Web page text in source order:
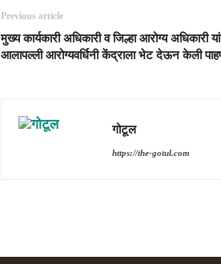
Previous article
मुख्य कार्यकारी अधिकारी व जिल्हा आरोग्य अधिकारी
आलापल्ली आरोग्यवर्धिनी केंद्राला भेट देऊन केली
गोटूल
https://the-gotul.com